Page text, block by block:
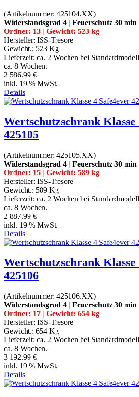
(Artikelnummer: 425104.XX)
Widerstandsgrad 4 | Feuerschutz 30 min
Ordner: 13 | Gewicht: 523 kg
Hersteller: ISS-Tresore
Gewicht.: 523 Kg
Lieferzeit: ca. 2 Wochen bei
ca. 8 Wochen.
2 586.99 €
inkl. 19 % MwSt.
Details
Wertschutzschrank Klasse
425105
(Artikelnummer: 425105.XX)
Widerstandsgrad 4 | Feuerschutz 30 min
Ordner: 15 | Gewicht: 589 kg
Hersteller: ISS-Tresore
Gewicht.: 589 Kg
Lieferzeit: ca. 2 Wochen bei
ca. 8 Wochen.
2 887.99 €
inkl. 19 % MwSt.
Details
Wertschutzschrank Klasse
425106
(Artikelnummer: 425106.XX)
Widerstandsgrad 4 | Feuerschutz 30 min
Ordner: 17 | Gewicht: 654 kg
Hersteller: ISS-Tresore
Gewicht.: 654 Kg
Lieferzeit: ca. 2 Wochen bei
ca. 8 Wochen.
3 192.99 €
inkl. 19 % MwSt.
Details